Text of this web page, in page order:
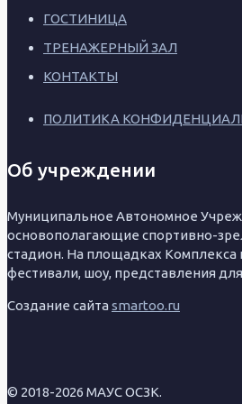
ГОСТИНИЦА
ТРЕНАЖЕРНЫЙ ЗАЛ
КОНТАКТЫ
ПОЛИТИКА
Об учреждении
Муниципальное Автономное
основополагающие спортивно-
стадион. На площадках
фестивали, шоу, представления
Создание сайтаsmartoo.ru
© 2018-2026 МАУС ОСЗК.